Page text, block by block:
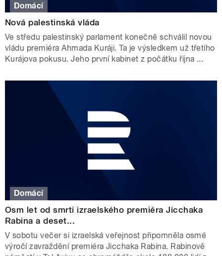
Domácí
Nová palestinská vláda
Ve středu palestinský parlament konečně schválil novou
vládu premiéra Ahmada Kuráji. Ta je výsledkem už třetího
Kurájova pokusu. Jeho první kabinet z počátku října ...
Domácí
Osm let od smrti izraelského premiéra Jicchaka
Rabina a deset...
V sobotu večer si izraelská veřejnost připomněla osmé
výročí zavraždění premiéra Jicchaka Rabina. Rabinově